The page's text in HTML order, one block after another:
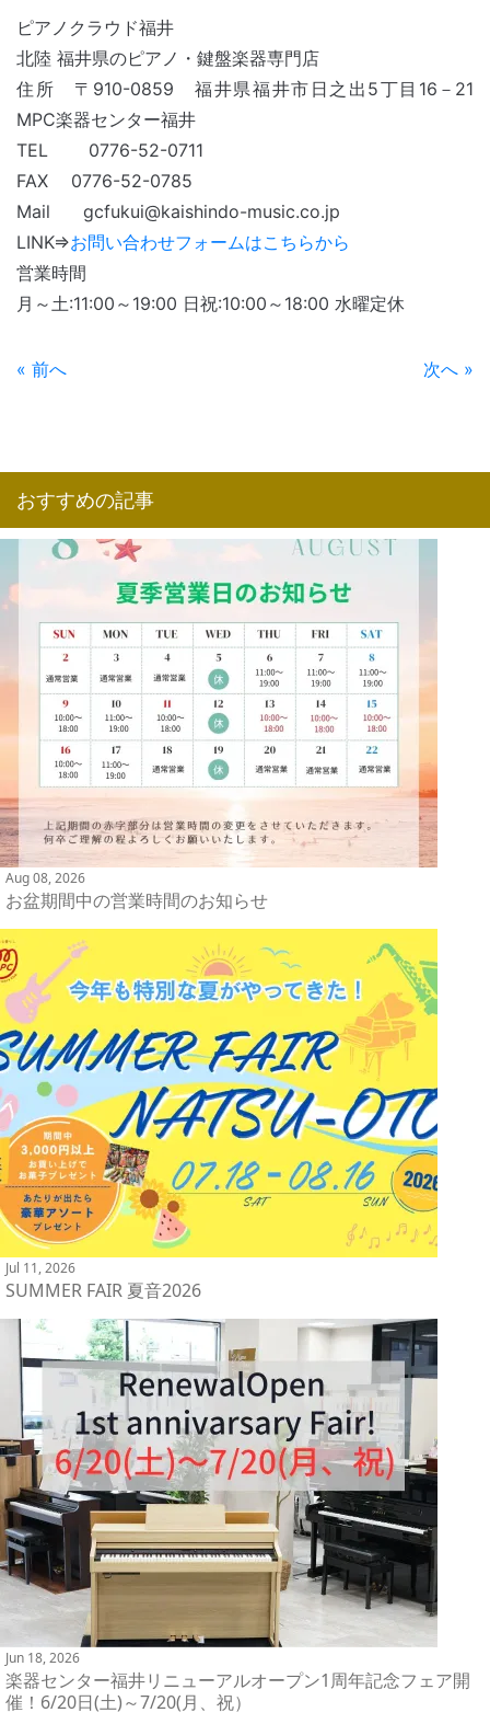
ピアノクラウド福井
北陸 福井県のピアノ・鍵盤楽器専門店
住所 〒910-0859 福井県福井市日之出5丁目16－21
MPC楽器センター福井
TEL 0776-52-0711
FAX 0776-52-0785
Mail gcfukui@kaishindo-music.co.jp
LINK⇒お問い合わせフォームはこちらから
営業時間
月～土:11:00～19:00 日祝:10:00～18:00 水曜定休
« 前へ 次へ »
おすすめの記事
Aug 08, 2026
お盆期間中の営業時間のお知らせ
Jul 11, 2026
SUMMER FAIR 夏音2026
Jun 18, 2026
楽器センター福井リニューアルオープン1周年記念フェア開
催！6/20日(土)～7/20(月、祝）